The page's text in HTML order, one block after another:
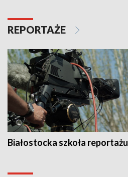
REPORTAŻE
Białostocka szkoła reportażu